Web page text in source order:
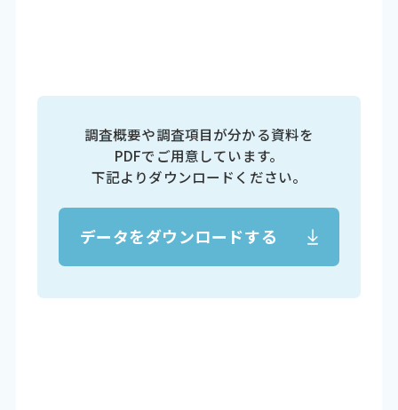
調査概要や調査項目が分かる資料を
PDFでご用意しています。
下記よりダウンロードください。
データをダウンロードする